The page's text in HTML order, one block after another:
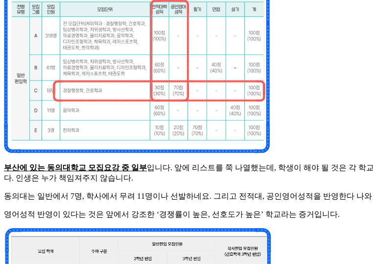
부산에 있는 동의대학교 모집요강 중 일부입니다. 앞에 리스트를 쭉 나열했는데, 학생이 해야 될 것은 각 학
다. 인생은 누가 책임져주지 않습니다.
동의대는 일반에서 7명, 학사에서 무려 11명이나 선발하네요. 그리고 전적대, 공인영어성적을 반영한다 나
​영어성적 반영이 있다는 것은 앞에서 강조한 ‘경쟁률이 높은, 선호도가 높은’ 학교라는 증거입니다.